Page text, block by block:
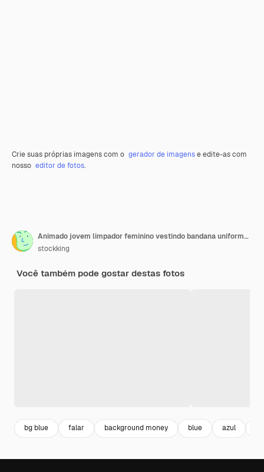
Crie suas próprias imagens com o gerador de imagense edite-as com
nosso editor de fotos.
Animado jovem limpador feminino vestindo bandana uniforme e luvas de borracha segurando dinheiro olhando para a câmera enquanto fala no telefone isolado em fundo azul
stockking
Você também pode gostar destas fotos
bg blue falar background money blue azul